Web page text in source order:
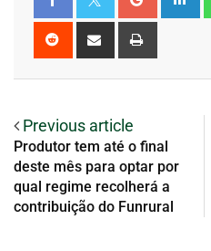
Previous article
Produtor tem até o final
deste mês para optar por
qual regime recolherá a
contribuição do Funrural